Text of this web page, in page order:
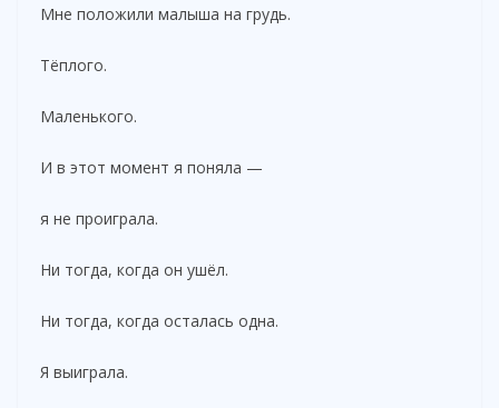
Мне положили малыша на грудь.
Тёплого.
Маленького.
И в этот момент я поняла —
я не проиграла.
Ни тогда, когда он ушёл.
Ни тогда, когда осталась одна.
Я выиграла.